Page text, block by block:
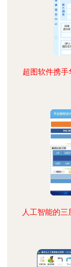
超图软件携
人工智能的